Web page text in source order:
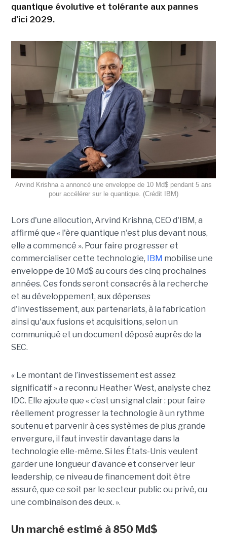
quantique évolutive et tolérante aux pannes
d'ici 2029.
Arvind Krishna a annoncé une enveloppe de 10 Md$ pendant 5 ans
pour accélérer sur le quantique. (Crédit IBM)
Lors d'une allocution, Arvind Krishna, CEO d'IBM, a
affirmé que « l'ère quantique n'est plus devant nous,
elle a commencé ». Pour faire progresser et
commercialiser cette technologie, IBM mobilise une
enveloppe de 10 Md$ au cours des cinq prochaines
années. Ces fonds seront consacrés à la recherche
et au développement, aux dépenses
d'investissement, aux partenariats, à la fabrication
ainsi qu'aux fusions et acquisitions, selon un
communiqué et un document déposé auprès de la
SEC.
« Le montant de l’investissement est assez
significatif » a reconnu Heather West, analyste chez
IDC. Elle ajoute que « c’est un signal clair : pour faire
réellement progresser la technologie à un rythme
soutenu et parvenir à ces systèmes de plus grande
envergure, il faut investir davantage dans la
technologie elle-même. Si les États-Unis veulent
garder une longueur d’avance et conserver leur
leadership, ce niveau de financement doit être
assuré, que ce soit par le secteur public ou privé, ou
une combinaison des deux. ».
Un marché estimé à 850 Md$